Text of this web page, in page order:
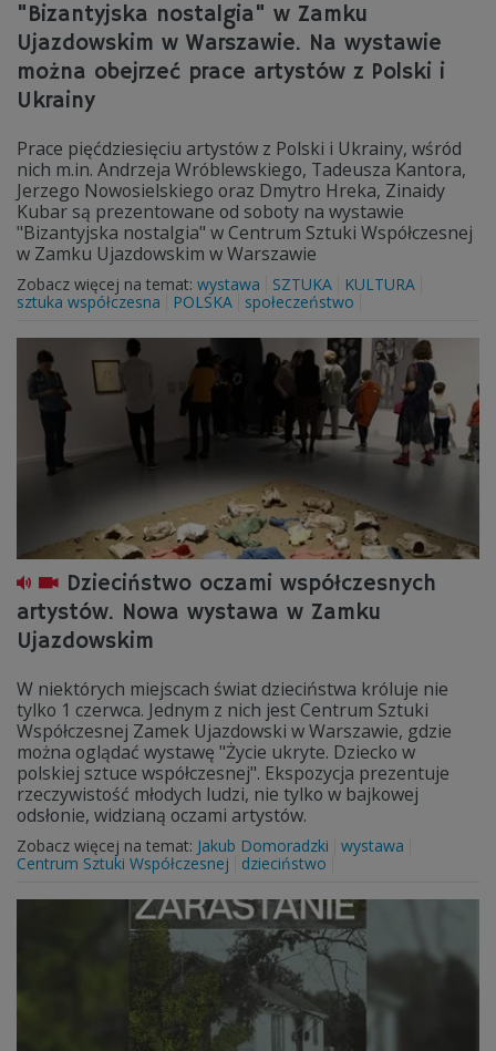
"Bizantyjska nostalgia" w Zamku
Ujazdowskim w Warszawie. Na wystawie
można obejrzeć prace artystów z Polski i
Ukrainy
Prace pięćdziesięciu artystów z Polski i Ukrainy, wśród
nich m.in. Andrzeja Wróblewskiego, Tadeusza Kantora,
Jerzego Nowosielskiego oraz Dmytro Hreka, Zinaidy
Kubar są prezentowane od soboty na wystawie
"Bizantyjska nostalgia" w Centrum Sztuki Współczesnej
w Zamku Ujazdowskim w Warszawie
Zobacz więcej na temat: wystawa SZTUKA
KULTURA
sztuka współczesna
POLSKA społeczeństwo
Dzieciństwo oczami współczesnych
artystów. Nowa wystawa w Zamku
Ujazdowskim
W niektórych miejscach świat dzieciństwa króluje nie
tylko 1 czerwca. Jednym z nich jest Centrum Sztuki
Współczesnej Zamek Ujazdowski w Warszawie, gdzie
można oglądać wystawę "Życie ukryte. Dziecko w
polskiej sztuce współczesnej". Ekspozycja prezentuje
rzeczywistość młodych ludzi, nie tylko w bajkowej
odsłonie, widzianą oczami artystów.
Zobacz więcej na temat: Jakub Domoradzki
wystawa
Centrum Sztuki Współczesnej
dzieciństwo